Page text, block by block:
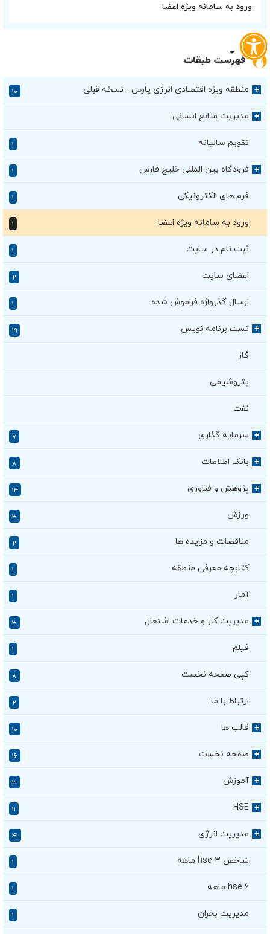
ورود به سامانه ویژه اعضا
فهرست طبقات
+ منطقه ویژه اقتصادی انرژی پارس - نسخه قبلی ۱۰
+ مدیریت منابع انسانی
تقویم سالیانه
+ فرودگاه بین المللی خلیج فارس
فرم های الکترونیکی
ورود به سامانه ویژه اعضا
ثبت نام در سایت
اعضای سایت ۲
ارسال گذرواژه فراموش شده
+ تست برنامه نویس ۱۹
گاز
پتروشیمی
نفت
+ سرمایه گذاری ۷
+ بانک اطلاعات ۸
+ پژوهش و فناوری ۱۴
ورزش ۳
مناقصات و مزایده ها ۲
کتابچه معرفی منطقه
آمار
+ مدیریت کار و خدمات اشتغال ۳
فیلم
کپی صفحه نخست ۸
ارتباط با ما ۲
+ قالب ها ۱۰
+ صفحه نخست ۱۶
+ آموزش ۳
+
HSE
+ مدیریت انرژی ۴۱
شاخص hse ۳ ماهه
hse ۶ ماهه
مدیریت بحران